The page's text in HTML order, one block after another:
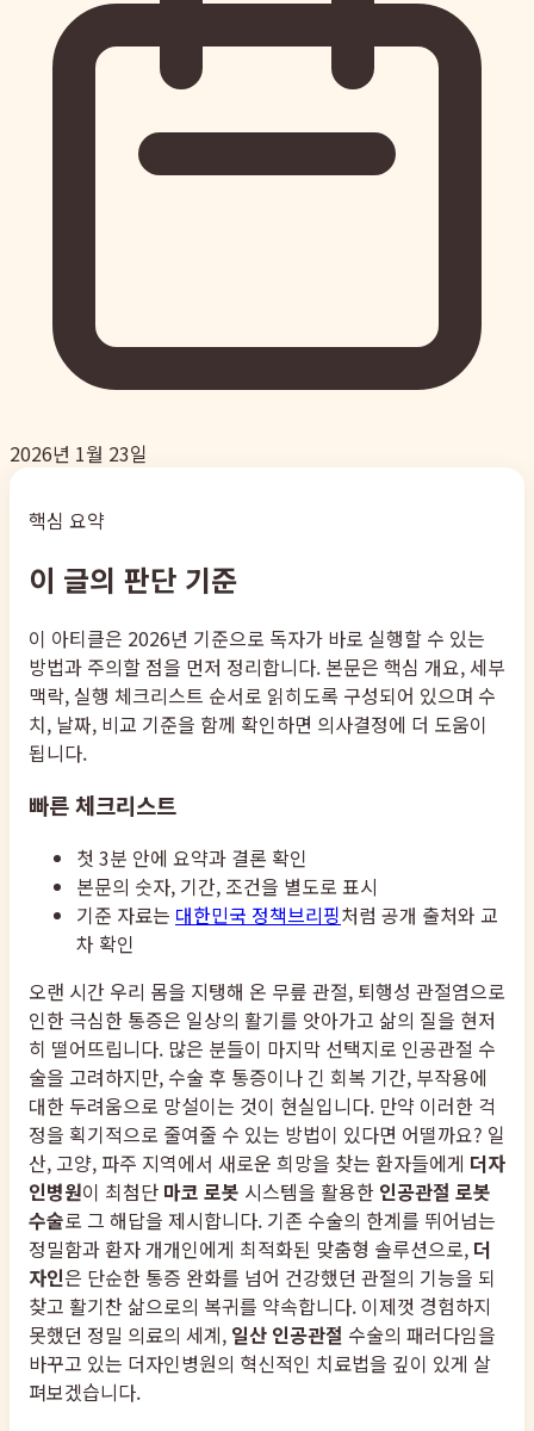
2026년 1월 23일
핵심 요약
이 글의 판단 기준
이 아티클은 2026년 기준으로 독자가 바로 실행할 수 있는
방법과 주의할 점을 먼저 정리합니다. 본문은 핵심 개요, 세부
맥락, 실행 체크리스트 순서로 읽히도록 구성되어 있으며 수
치, 날짜, 비교 기준을 함께 확인하면 의사결정에 더 도움이
됩니다.
빠른 체크리스트
첫 3분 안에 요약과 결론 확인
본문의 숫자, 기간, 조건을 별도로 표시
기준 자료는 대한민국 정책브리핑처럼 공개 출처와 교
차 확인
오랜 시간 우리 몸을 지탱해 온 무릎 관절, 퇴행성 관절염으로
인한 극심한 통증은 일상의 활기를 앗아가고 삶의 질을 현저
히 떨어뜨립니다. 많은 분들이 마지막 선택지로 인공관절 수
술을 고려하지만, 수술 후 통증이나 긴 회복 기간, 부작용에
대한 두려움으로 망설이는 것이 현실입니다. 만약 이러한 걱
정을 획기적으로 줄여줄 수 있는 방법이 있다면 어떨까요? 일
산, 고양, 파주 지역에서 새로운 희망을 찾는 환자들에게 더자
인병원이 최첨단 마코 로봇 시스템을 활용한 인공관절 로봇
수술로 그 해답을 제시합니다. 기존 수술의 한계를 뛰어넘는
정밀함과 환자 개개인에게 최적화된 맞춤형 솔루션으로, 더
자인은 단순한 통증 완화를 넘어 건강했던 관절의 기능을 되
찾고 활기찬 삶으로의 복귀를 약속합니다. 이제껏 경험하지
못했던 정밀 의료의 세계, 일산 인공관절 수술의 패러다임을
바꾸고 있는 더자인병원의 혁신적인 치료법을 깊이 있게 살
펴보겠습니다.